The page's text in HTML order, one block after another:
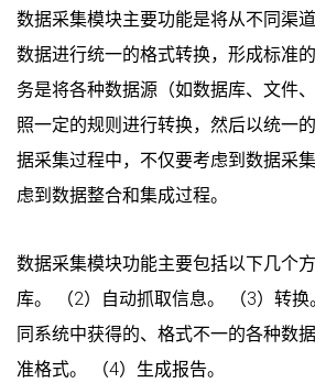
数据采集模块主要功能是将从不同渠
数据进行统一的格式转换，形成标准
务是将各种数据源（如数据库、文件
照一定的规则进行转换，然后以统一
据采集过程中，不仅要考虑到数据采
虑到数据整合和集成过程。
数据采集模块功能主要包括以下几个
库。 （2）自动抓取信息。 （3）转
同系统中获得的、格式不一的各种数
准格式。 （4）生成报告。